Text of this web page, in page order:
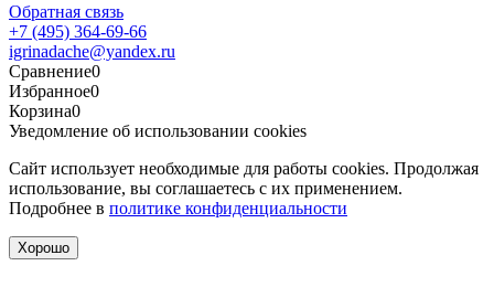
Обратная связь
+7 (495) 364-69-66
igrinadache@yandex.ru
Сравнение0
Избранное0
Корзина0
Уведомление об использовании cookies
Сайт использует необходимые для работы cookies. Продолжая
использование, вы соглашаетесь с их применением.
Подробнее в политике конфиденциальности
Хорошо